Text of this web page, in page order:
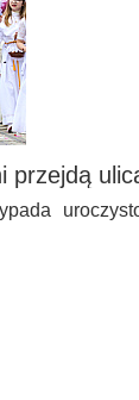
przejdą